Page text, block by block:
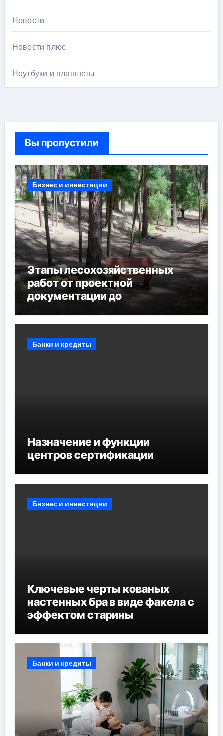
Новости
Новости плюс
Ноутбуки и планшеты
Вы пропустили
Бизнес и инвестиции
Этапы лесохозяйственных
работ от проектной
документации до
мероприятий и обустройства
Банки и кредиты
Назначение и функции
центров сертификации
Бизнес и инвестиции
Ключевые черты кованых
настенных бра в виде факела с
эффектом старины
Банки и кредиты